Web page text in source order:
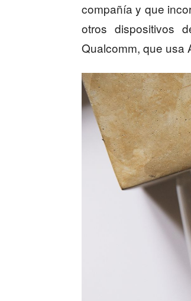
compañía y que
otros dispositivos
Qualcomm, que usa